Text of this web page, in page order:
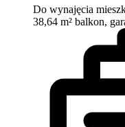
Do wynajęcia
38,64 m² balkon,